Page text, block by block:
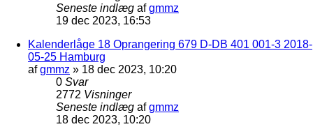
Seneste indlæg afgmmz
19 dec 2023, 16:53
Kalenderlåge 18 Oprangering 679 D-DB 401 001-3 2018-
05-25 Hamburg
afgmmz » 18 dec 2023, 10:20
0 Svar
2772 Visninger
Seneste indlæg afgmmz
18 dec 2023, 10:20